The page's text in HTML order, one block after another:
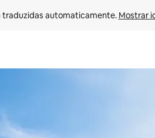
automaticamente. Mostrar